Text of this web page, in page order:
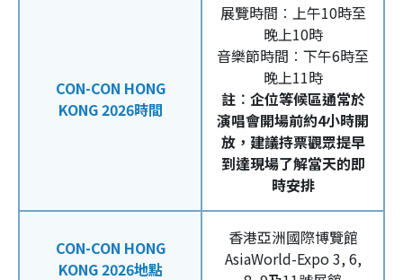
CON-CON HONG
KONG 2026時間
展覽時間︰上午10時至
晚上10時
音樂節時間︰下午6時至
晚上11時
註︰企位等候區通常於
演唱會開場前約4小時開
放，建議持票觀眾提早
到達現場了解當天的即
時安排
CON-CON HONG
KONG 2026地點
香港亞洲國際博覽館
AsiaWorld-Expo 3, 6,